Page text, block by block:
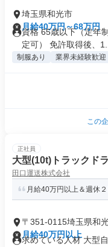
埼玉県和光市
月給40万円～68万円
資格 65歳以下（定年
定可） 免許取得後、1...
制服あり 業界未経験歓迎
この
正社員
大型(10t)トラックド
田口運送株式会社
月給40万円以上＆週休
〒351-0115埼玉県和
月給40万円以上
求めている人材 大型